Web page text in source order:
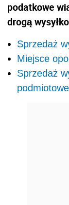
podatkowe
drogą
Sprzedaż
Miejsce
Sprzedaż